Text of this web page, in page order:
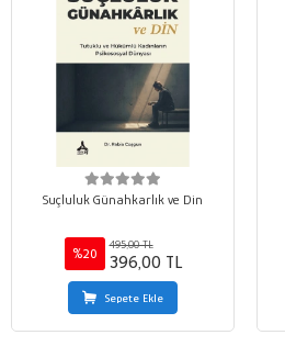
Suçluluk Günahkarlık ve Din
%20
495,00 TL
396,00 TL
Sepete Ekle